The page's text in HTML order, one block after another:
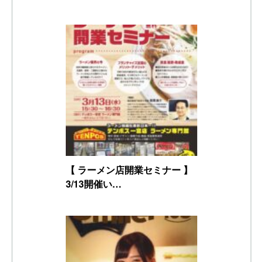
【 ラーメン店開業セミナー 】
3/13開催い…